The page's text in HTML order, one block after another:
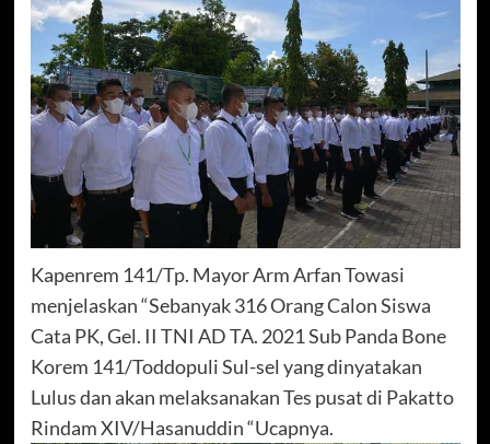
Kapenrem 141/Tp. Mayor Arm Arfan Towasi
menjelaskan “Sebanyak 316 Orang Calon Siswa
Cata PK, Gel. II TNI AD TA. 2021 Sub Panda Bone
Korem 141/Toddopuli Sul-sel yang dinyatakan
Lulus dan akan melaksanakan Tes pusat di Pakatto
Rindam XIV/Hasanuddin “Ucapnya.